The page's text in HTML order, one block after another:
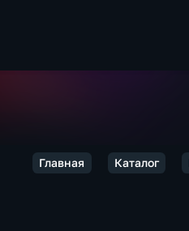
Главная Каталог